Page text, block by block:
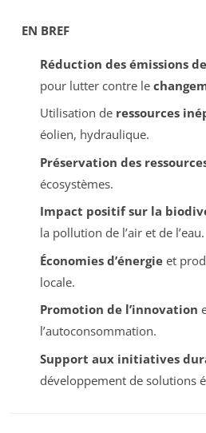
EN BREF
Réduction des émissions
pour lutter contre le
Utilisation de ressources
éolien, hydraulique.
Préservation des
écosystèmes.
Impact positif sur la
la pollution de l’air et de l’eau.
Économies d’énergieet
locale.
Promotion de l’innovation
l’autoconsommation.
Support aux initiatives
développement de solutions